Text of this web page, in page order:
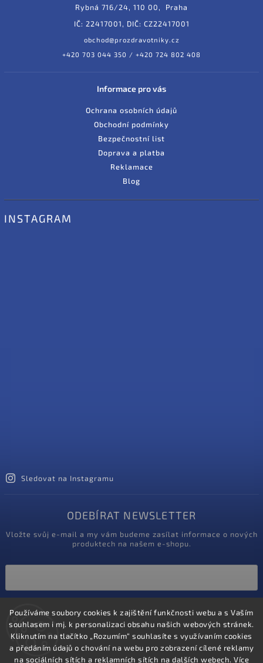
Používáme soubory cookies k zajištění funkčnosti webu a s Vaším
souhlasem i mj. k personalizaci obsahu našich webových stránek.
Kliknutím na tlačítko „Rozumím“ souhlasíte s využívaním cookies
a předáním údajů o chování na webu pro zobrazení cílené reklamy
na sociálních sítích a reklamních sítích na dalších webech. Více
Rybná 716/24, 110 00, Praha
IČ: 22417001, DIČ: CZ22417001
obchod@prozdravotniky.cz
+420 703 044 350 / +420 724 802 408
Informace pro vás
Ochrana osobních údajů
Obchodní podmínky
Bezpečnostní list
Doprava a platba
Reklamace
Blog
INSTAGRAM
Sledovat na Instagramu
ODEBÍRAT NEWSLETTER
Vložte svůj e-mail a my vám budeme zasílat informace o nových
produktech na našem e-shopu.
podmínkami ochrany osobních údajů
Přihlásit se